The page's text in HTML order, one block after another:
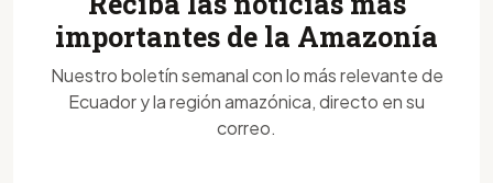
importantes de la Amazonía
Nuestro boletín semanal con lo más relevante de
Ecuador y la región amazónica, directo en su
correo.